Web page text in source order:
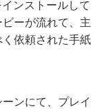
ンストールして
ーが流れて、主
依頼された手紙
ンにて、プレイ